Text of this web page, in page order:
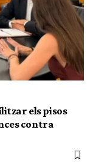
els pisos
contra